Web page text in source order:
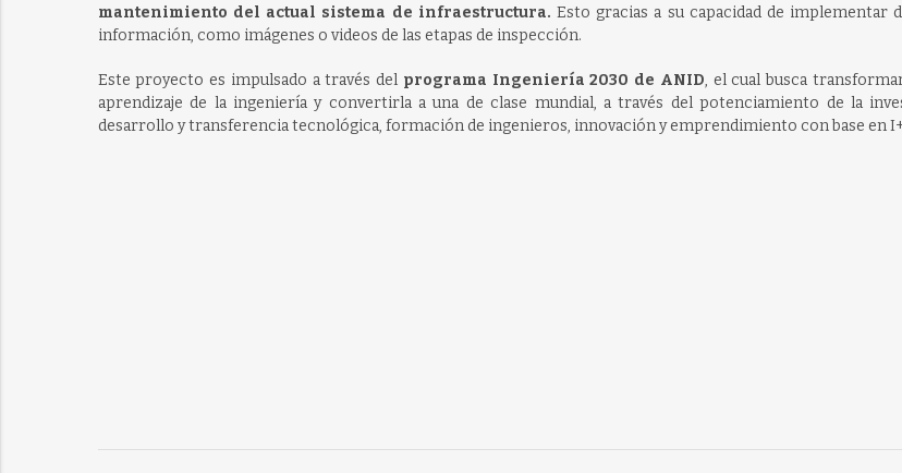
mantenimiento del actual sistema de infraestructura. Esto gracias a su capacidad de implementar
información, como imágenes o videos de las etapas de inspección.
Este proyecto es impulsado a través del programa Ingeniería 2030 de ANID, el cual busca
aprendizaje de la ingeniería y convertirla a una de clase mundial, a través del potenciamiento de la
desarrollo y transferencia tecnológica, formación de ingenieros, innovación y emprendimiento con base en